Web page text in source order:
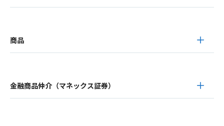
商品
金融商品仲介（マネックス証券）